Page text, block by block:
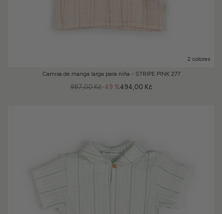
2 colores
Camisa de manga larga para niña - STRIPE PINK 277
-49 %
987,00 Kč 494,00 Kč